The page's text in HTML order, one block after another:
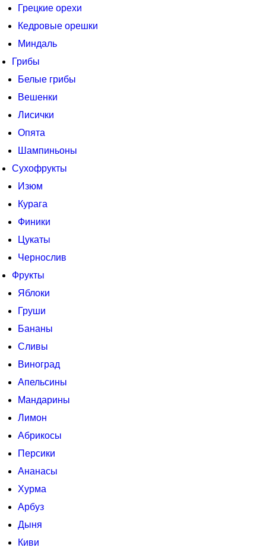
Грецкие орехи
Кедровые орешки
Миндаль
Грибы
Белые грибы
Вешенки
Лисички
Опята
Шампиньоны
Сухофрукты
Изюм
Курага
Финики
Цукаты
Чернослив
Фрукты
Яблоки
Груши
Бананы
Сливы
Виноград
Апельсины
Мандарины
Лимон
Абрикосы
Персики
Ананасы
Хурма
Арбуз
Дыня
Киви